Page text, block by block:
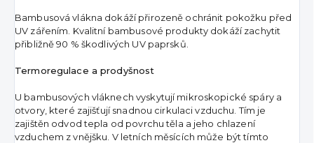
Bambusová vlákna dokáží přirozeně ochránit pokožku před
UV zářením. Kvalitní bambusové produkty dokáží zachytit
přibližně 90 % škodlivých UV paprsků.
Termoregulace a prodyšnost
U bambusových vláknech vyskytují mikroskopické spáry a
otvory, které zajišťují snadnou cirkulaci vzduchu. Tím je
zajištěn odvod tepla od povrchu těla a jeho chlazení
vzduchem z vnějšku. V letních měsících může být tímto